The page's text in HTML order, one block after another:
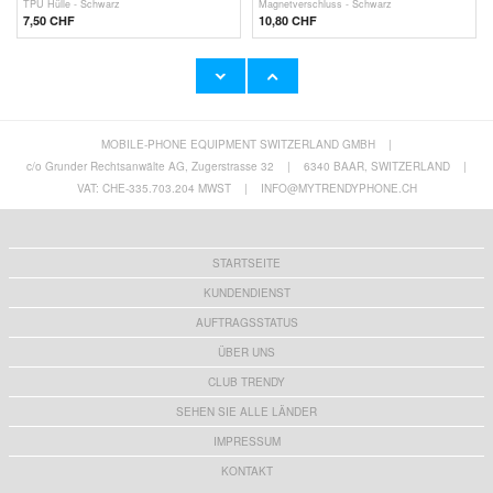
TPU Hülle - Schwarz
7,50 CHF
Magnetverschluss - Schwarz
10,80 CHF
Nokia T21 Displayschutzfolie - Transparent
Lenovo Tab M8 Gen 4 Heavy Duty 360 Hülle
mit Handschlaufe - Bunt
CHF
MOBILE-PHONE EQUIPMENT SWITZERLAND GMBH
|
c/o Grunder Rechtsanwälte AG, Zugerstrasse 32
| 6340 BAAR, SWITZERLAND
|
VAT: CHE-335.703.204 MWST
| INFO@MYTRENDYPHONE.CH
STARTSEITE
KUNDENDIENST
AUFTRAGSSTATUS
ÜBER UNS
CLUB TRENDY
SEHEN SIE ALLE LÄNDER
IMPRESSUM
KONTAKT